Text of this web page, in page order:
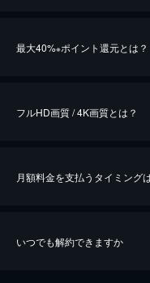
最大40%※ポイント還元とは？
※40％ポイント還元の対象は、クレ
フルHD画質 / 4K画質とは？
月額料金を支払うタイミング
いつでも解約できますか